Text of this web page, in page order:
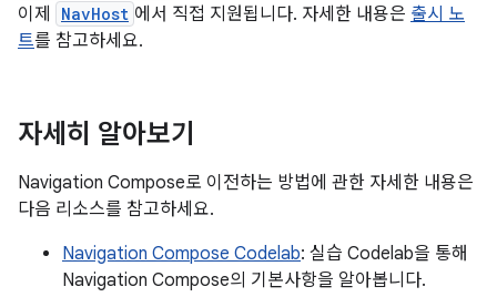
이제
NavHost 에서 직접 지원됩니다. 자세한 내용은 출시 노
트를 참고하세요.
자세히 알아보기
Navigation Compose로 이전하는 방법에 관한 자세한 내용은
다음 리소스를 참고하세요.
Navigation Compose Codelab: 실습 Codelab을 통해
Navigation Compose의 기본사항을 알아봅니다.